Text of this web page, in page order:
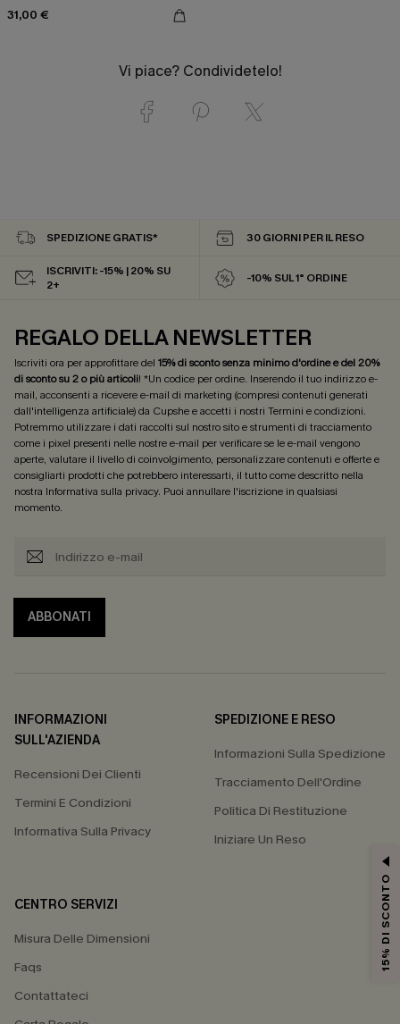
31,00 €
Vi piace? Condividetelo!
SPEDIZIONE GRATIS* 30 GIORNI PER IL RESO
ISCRIVITI: -15% | 20% SU
2+
-10% SUL 1° ORDINE
REGALO DELLA NEWSLETTER
Iscriviti ora per approfittare del 15% di sconto senza minimo d'ordine e del 20%
di sconto su 2 o più articoli! *Un codice per ordine. Inserendo il tuo indirizzo e-
mail, acconsenti a ricevere e-mail di marketing (compresi contenuti generati
dall'intelligenza artificiale) da Cupshe e accetti i nostri Termini e condizioni.
Potremmo utilizzare i dati raccolti sul nostro sito e strumenti di tracciamento
come i pixel presenti nelle nostre e-mail per verificare se le e-mail vengono
aperte, valutare il livello di coinvolgimento, personalizzare contenuti e offerte e
consigliarti prodotti che potrebbero interessarti, il tutto come descritto nella
nostra Informativa sulla privacy. Puoi annullare l'iscrizione in qualsiasi
momento.
ABBONATI
INFORMAZIONI
SULL'AZIENDA
Recensioni Dei Clienti
Termini E Condizioni
Informativa Sulla Privacy
SPEDIZIONE E RESO
Informazioni Sulla Spedizione
Tracciamento Dell'Ordine
Politica Di Restituzione
Iniziare Un Reso
CENTRO SERVIZI
Misura Delle Dimensioni
Faqs
Contattateci
15% DI SCONTO